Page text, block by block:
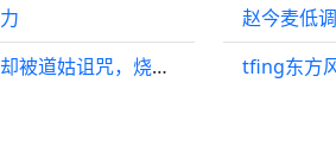
千古龙帝想要长生不老，却被道姑诅咒，烧成了兵马俑！电影 影视解说
赵今麦低